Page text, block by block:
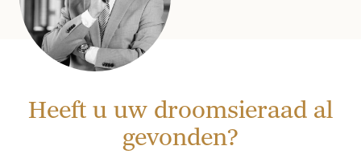
Heeft u uw droomsieraad al
gevonden?